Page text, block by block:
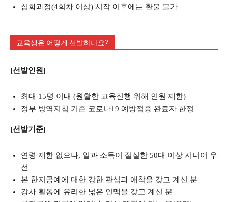
심화과정(4회차 이상) 시작 이후에는 환불 불가
교육생은 어떻게 선발하나요?
[선발인원]
최대 15명 이내 (원활한 교육진행 위해 인원 제한)
정부 방역지침 기준 코로나19 예방접종 완료자 한정
[선발기준]
연령 제한 없으나, 일과 소득이 절실한 50대 이상 시니어 우
선
본 한지공예에 대한 강한 관심과 애착을 갖고 계신 분
강사 활동에 유리한 넓은 인맥을 갖고 계신 분